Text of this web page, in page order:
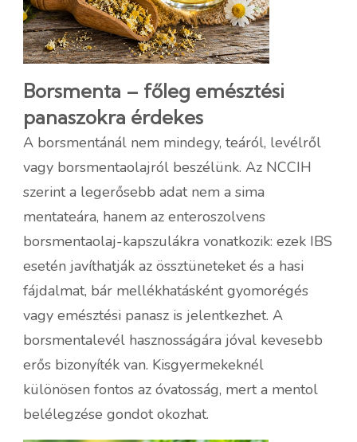
Borsmenta – főleg emésztési
panaszokra érdekes
A borsmentánál nem mindegy, teáról, levélről
vagy borsmentaolajról beszélünk. Az NCCIH
szerint a legerősebb adat nem a sima
mentateára, hanem az enteroszolvens
borsmentaolaj-kapszulákra vonatkozik: ezek IBS
esetén javíthatják az össztüneteket és a hasi
fájdalmat, bár mellékhatásként gyomorégés
vagy emésztési panasz is jelentkezhet. A
borsmentalevél hasznosságára jóval kevesebb
erős bizonyíték van. Kisgyermekeknél
különösen fontos az óvatosság, mert a mentol
belélegzése gondot okozhat.